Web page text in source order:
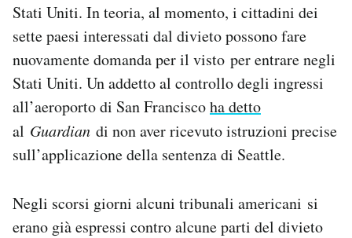
Stati Uniti. In teoria, al momento, i cittadini dei
sette paesi interessati dal divieto possono fare
nuovamente domanda per il visto per entrare negli
Stati Uniti. Un addetto al controllo degli ingressi
all’aeroporto di San Franciscoha detto
al Guardian di non aver ricevuto istruzioni precise
sull’applicazione della sentenza di Seattle.
Negli scorsi giorni alcuni tribunali americani si
erano già espressi contro alcune parti del divieto